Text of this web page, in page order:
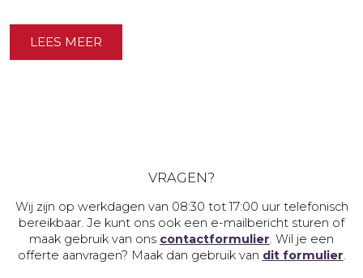
LEES MEER
VRAGEN?
Wij zijn op werkdagen van 08:30 tot 17:00 uur telefonisch
bereikbaar. Je kunt ons ook een e-mailbericht sturen of
maak gebruik van ons contactformulier. Wil je een
offerte aanvragen? Maak dan gebruik van dit formulier.